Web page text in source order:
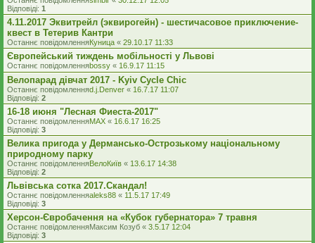
Відповіді: 1
4.11.2017 Эквитрейл (эквирогейн) - шестичасовое приключение-
квест в Тетерив Кантри
Останнє повідомленняКуница « 29.10.17 11:33
Європейський тиждень мобільності у Львові
Останнє повідомленняbossy « 16.9.17 11:15
Велопарад дівчат 2017 - Kyiv Cycle Chic
Останнє повідомленняd.j.Denver « 16.7.17 11:07
Відповіді: 2
16-18 июня "Лесная Фиеста-2017"
Останнє повідомленняMAX « 16.6.17 16:25
Відповіді: 3
Велика пригода у Дермансько-Острозькому національному
природному парку
Останнє повідомленняВелоКиїв « 13.6.17 14:38
Відповіді: 2
Львівська сотка 2017.Скандал!
Останнє повідомленняaleks88 « 11.5.17 17:49
Відповіді: 3
Херсон-Євробачення на «Кубок губернатора» 7 травня
Останнє повідомленняМаксим Козуб « 3.5.17 12:04
Відповіді: 3